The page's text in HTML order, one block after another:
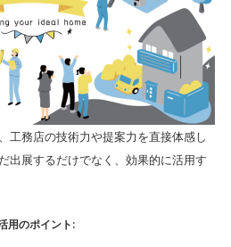
工務店の技術力や提案力を直接体感し
出展するだけでなく、効果的に活用す
用のポイント :